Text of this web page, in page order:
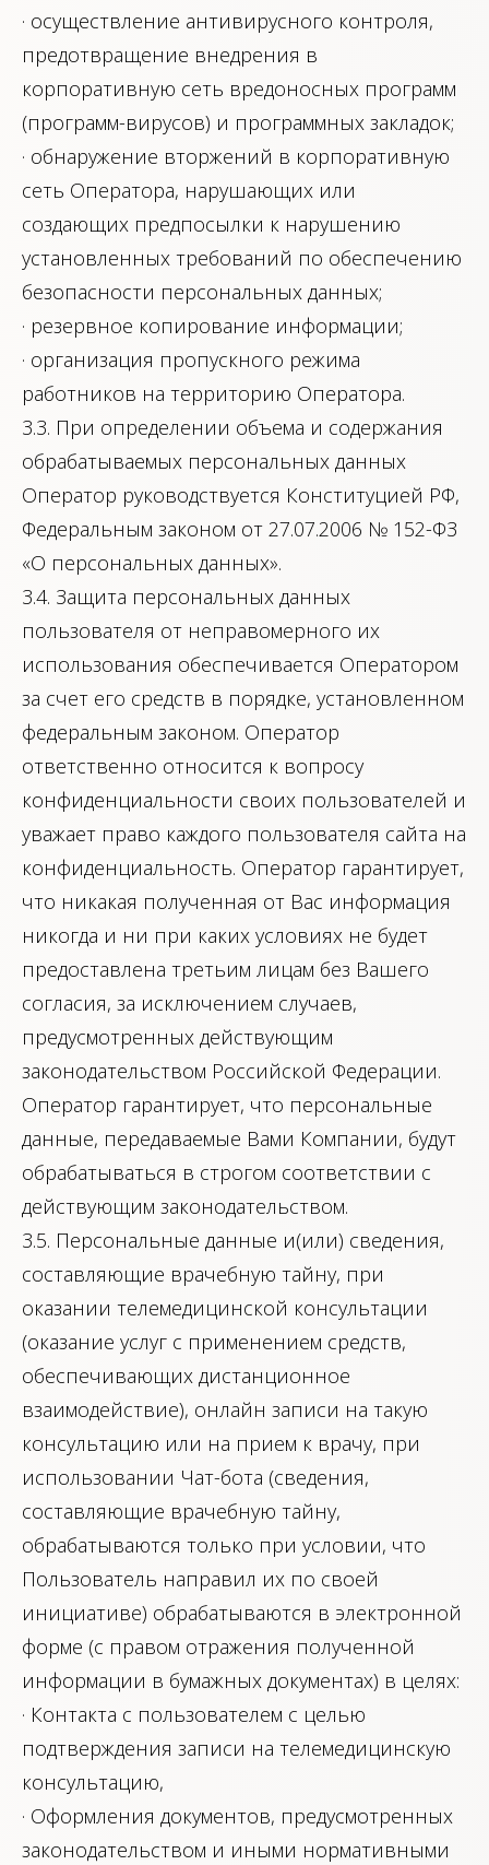
· осуществление антивирусного контроля,
предотвращение внедрения в
корпоративную сеть вредоносных программ
(программ-вирусов) и программных закладок;
· обнаружение вторжений в корпоративную
сеть Оператора, нарушающих или
создающих предпосылки к нарушению
установленных требований по обеспечению
безопасности персональных данных;
· резервное копирование информации;
· организация пропускного режима
работников на территорию Оператора.
3.3. При определении объема и содержания
обрабатываемых персональных данных
Оператор руководствуется Конституцией РФ,
Федеральным законом от 27.07.2006 № 152-ФЗ
«О персональных данных».
3.4. Защита персональных данных
пользователя от неправомерного их
использования обеспечивается Оператором
за счет его средств в порядке, установленном
федеральным законом. Оператор
ответственно относится к вопросу
конфиденциальности своих пользователей и
уважает право каждого пользователя сайта на
конфиденциальность. Оператор гарантирует,
что никакая полученная от Вас информация
никогда и ни при каких условиях не будет
предоставлена третьим лицам без Вашего
согласия, за исключением случаев,
предусмотренных действующим
законодательством Российской Федерации.
Оператор гарантирует, что персональные
данные, передаваемые Вами Компании, будут
обрабатываться в строгом соответствии с
действующим законодательством.
3.5. Персональные данные и(или) сведения,
составляющие врачебную тайну, при
оказании телемедицинской консультации
(оказание услуг с применением средств,
обеспечивающих дистанционное
взаимодействие), онлайн записи на такую
консультацию или на прием к врачу, при
использовании Чат-бота (сведения,
составляющие врачебную тайну,
обрабатываются только при условии, что
Пользователь направил их по своей
инициативе) обрабатываются в электронной
форме (с правом отражения полученной
информации в бумажных документах) в целях:
· Контакта с пользователем с целью
подтверждения записи на телемедицинскую
консультацию,
· Оформления документов, предусмотренных
законодательством и иными нормативными